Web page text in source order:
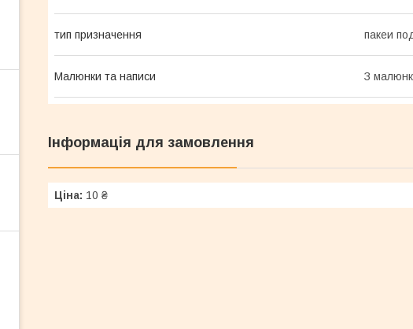
тип призначення пакеи
Малюнки та написи З
Інформація для замовлення
Ціна: 10 ₴